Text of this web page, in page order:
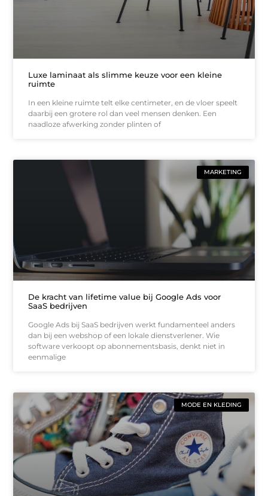
Luxe laminaat als slimme keuze voor een kleine
ruimte
In een kleine ruimte telt elke centimeter, en de vloer speelt
daarbij een grotere rol dan veel mensen denken. Een
naadloze afwerking zonder plinten of
MARKETING
De kracht van lifetime value bij Google Ads voor
SaaS bedrijven
Google Ads bij SaaS bedrijven werkt fundamenteel anders
dan bij een webshop of een lokale dienstverlener. Wie
software verkoopt op abonnementsbasis, denkt niet in
eenmalige
MODE EN KLEDING